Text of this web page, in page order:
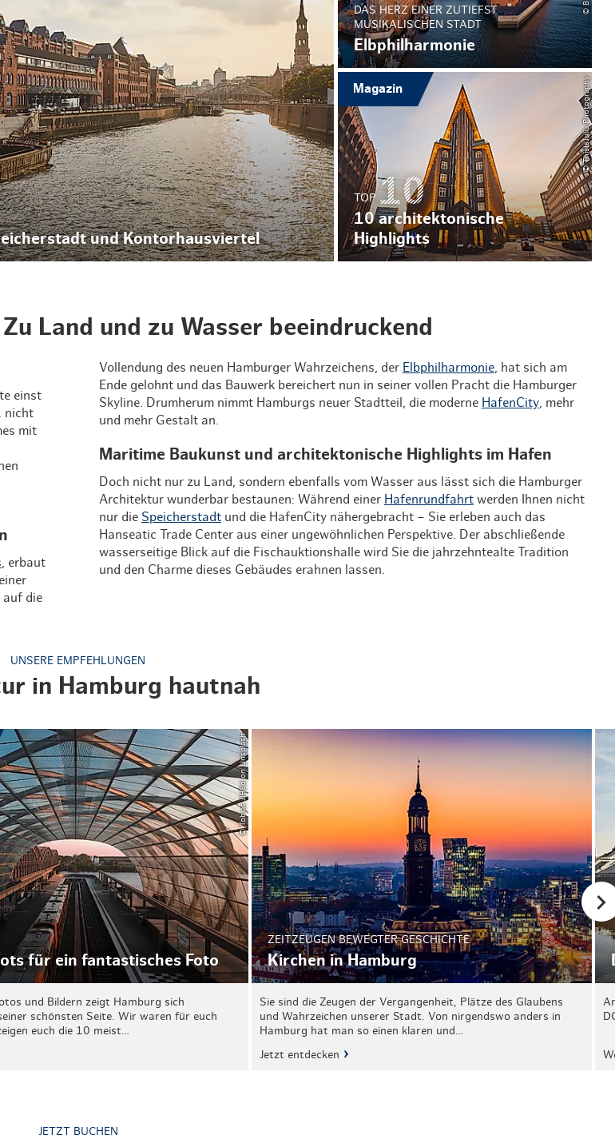
und Kontorhausviertel
DAS HERZ EINER ZUTIEFST
MUSIKALISCHEN STADT
Elbphilharmonie
© ThisIsJulia Photography
TOP
10 architektonische
Highlights
Magazin
Land und zu Wasser beeindruckend
einst
nicht
mit
, erbaut
auf die
Vollendung des neuen Hamburger Wahrzeichens, der Elbphilharmonie, hat sich am
Ende gelohnt und das Bauwerk bereichert nun in seiner vollen Pracht die Hamburger
Skyline. Drumherum nimmt Hamburgs neuer Stadtteil, die moderne HafenCity, mehr
und mehr Gestalt an.
Maritime Baukunst und architektonische Highlights im Hafen
Doch nicht nur zu Land, sondern ebenfalls vom Wasser aus lässt sich die Hamburger
Architektur wunderbar bestaunen: Während einer Hafenrundfahrtwerden Ihnen nicht
nur die Speicherstadtund die HafenCity nähergebracht – Sie erleben auch das
Hanseatic Trade Center aus einer ungewöhnlichen Perspektive. Der abschließende
wasserseitige Blick auf die Fischauktionshalle wird Sie die jahrzehntealte Tradition
und den Charme dieses Gebäudes erahnen lassen.
UNSERE EMPFEHLUNGEN
in Hamburg hautnah
© Tobias JlHSd on Unsplash
für ein fantastisches Foto
und Bildern zeigt Hamburg sich
schönsten Seite. Wir waren für euch
euch die 10 meist…
ZEITZEUGEN BEWEGTER GESCHICHTE
Kirchen in Hamburg
Sie sind die Zeugen der Vergangenheit, Plätze des Glaubens
und Wahrzeichen unserer Stadt. Von nirgendswo anders in
Hamburg hat man so einen klaren und…
Jetzt entdecken
JETZT BUCHEN